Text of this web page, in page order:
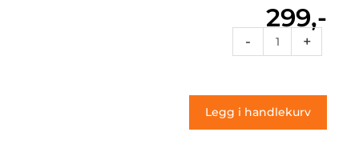
299,-
-
062
antall
+
Legg i handlekurv